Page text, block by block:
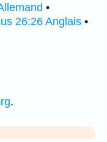
•
26:26 Anglais •
.